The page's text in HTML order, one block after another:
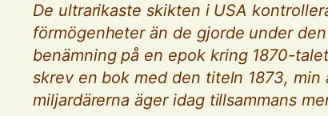
De ultrarikaste skikten i USA
förmögenheter än de gjorde under
benämning på en epok kring 1870-
skrev en bok med den titeln 1873,
miljardärerna äger idag tillsammans